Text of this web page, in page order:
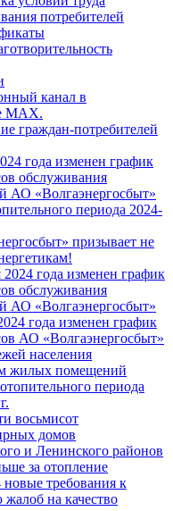
потребителей
канал в
MAX.
граждан-потребителей
года изменен график
обслуживания
АО «Волгаэнергосбыт»
периода 2024-
призывает не
2024 года изменен график
обслуживания
АО «Волгаэнергосбыт»
года изменен график
АО «Волгаэнергосбыт»
населения
жилых помещений
периода
восьмисот
домов
и Ленинского районов
за отопление
требования к
на качество